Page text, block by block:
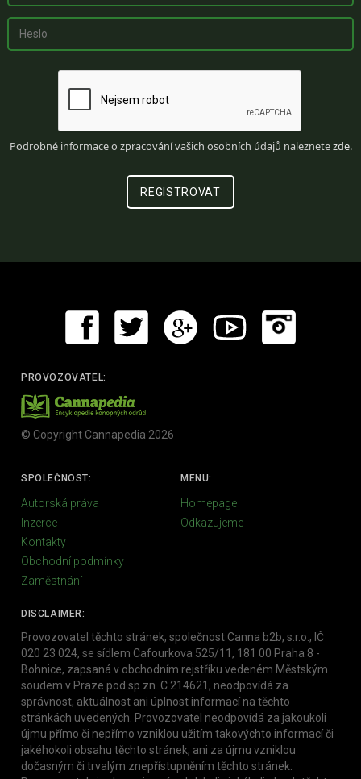
Podrobné informace o zpracování vašich osobních údajů naleznetezde.
PROVOZOVATEL:
© Copyright Cannapedia 2026
SPOLEČNOST:
Autorská práva
Inzerce
Kontakty
Obchodní podmínky
Zaměstnání
MENU:
Homepage
Odkazujeme
DISCLAIMER:
Provozovatel těchto stránek, společnost Canna b2b, s.r.o., IČ
020 23 024, se sídlem Cafourkova 525/11, 181 00 Praha 8 -
Bohnice, zapsaná v obchodním rejstříku vedeném Městským
soudem v Praze pod sp.zn. C 214621, neodpovídá za
správnost, aktuálnost ani úplnost informací na těchto
stránkách uvedených. Provozovatel neodpovídá za jakoukoli
újmu přímo či nepřímo vzniklou užitím takovýchto informací či
jakéhokoli obsahu těchto stránek, ani za újmu vzniklou
dočasným či trvalým znepřístupněním těchto stránek.